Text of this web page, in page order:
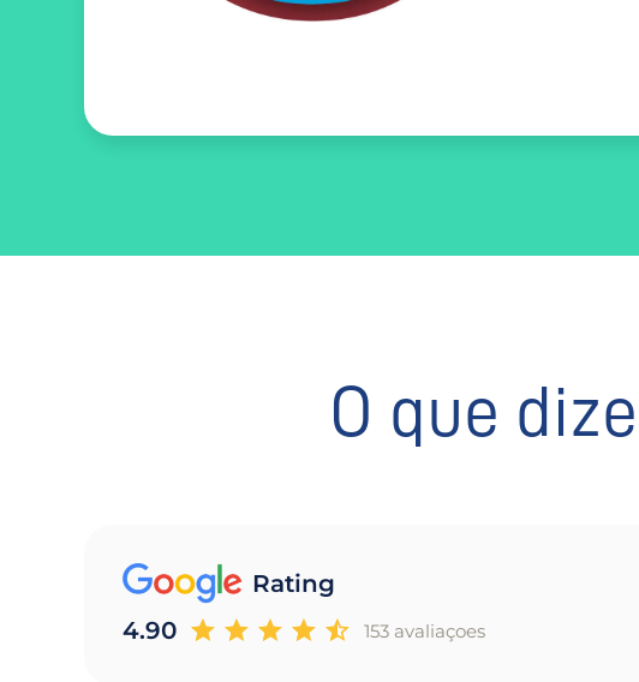
O que
Rating
4.90
153 avaliaçoes